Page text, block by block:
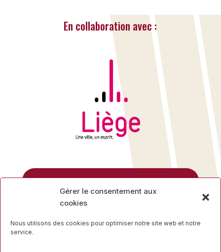
Gérer le consentement aux
cookies
Nous utilisons des cookies pour optimiser notre site web et notre
service.
En collaboration avec :
4000 Liège
04 223 16 34